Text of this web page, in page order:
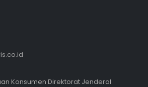
Konsumen Direktorat Jenderal